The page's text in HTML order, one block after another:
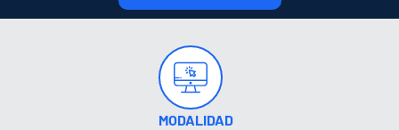
MODALIDAD